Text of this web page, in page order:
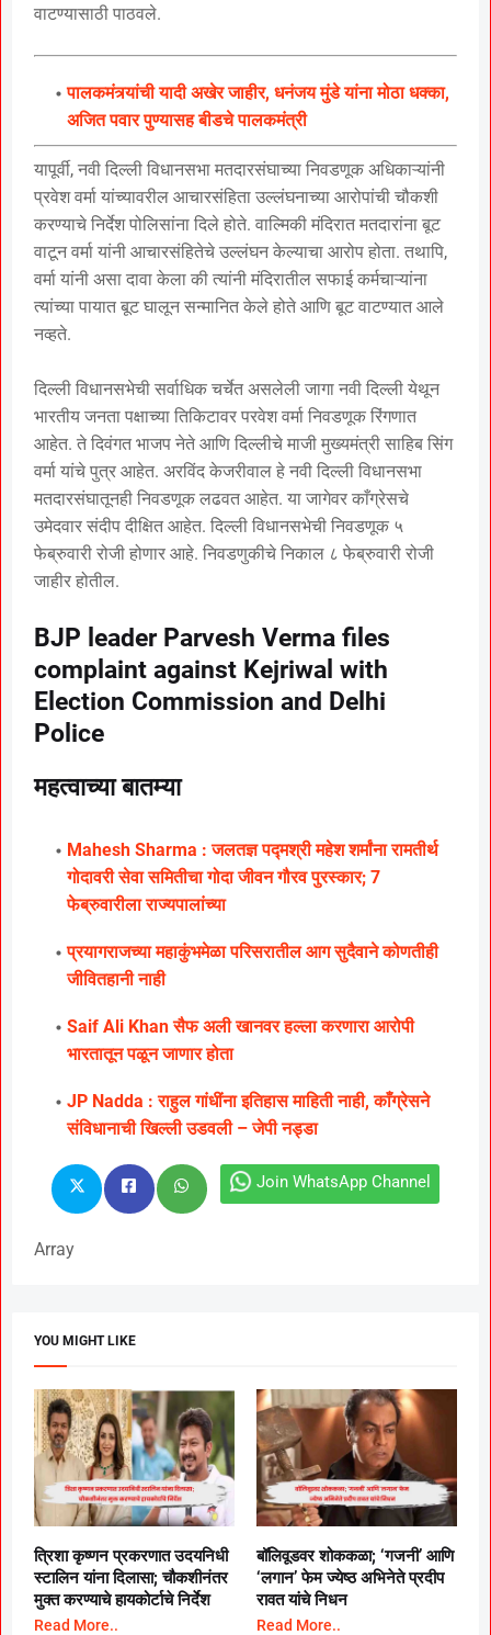
वाटण्यासाठी पाठवले.
पालकमंत्र्यांची यादी अखेर जाहीर, धनंजय मुंडे यांना मोठा धक्का,
अजित पवार पुण्यासह बीडचे पालकमंत्री
यापूर्वी, नवी दिल्ली विधानसभा मतदारसंघाच्या निवडणूक अधिकाऱ्यांनी
प्रवेश वर्मा यांच्यावरील आचारसंहिता उल्लंघनाच्या आरोपांची चौकशी
करण्याचे निर्देश पोलिसांना दिले होते. वाल्मिकी मंदिरात मतदारांना बूट
वाटून वर्मा यांनी आचारसंहितेचे उल्लंघन केल्याचा आरोप होता. तथापि,
वर्मा यांनी असा दावा केला की त्यांनी मंदिरातील सफाई कर्मचाऱ्यांना
त्यांच्या पायात बूट घालून सन्मानित केले होते आणि बूट वाटण्यात आले
नव्हते.
दिल्ली विधानसभेची सर्वाधिक चर्चेत असलेली जागा नवी दिल्ली येथून
भारतीय जनता पक्षाच्या तिकिटावर परवेश वर्मा निवडणूक रिंगणात
आहेत. ते दिवंगत भाजप नेते आणि दिल्लीचे माजी मुख्यमंत्री साहिब सिंग
वर्मा यांचे पुत्र आहेत. अरविंद केजरीवाल हे नवी दिल्ली विधानसभा
मतदारसंघातूनही निवडणूक लढवत आहेत. या जागेवर काँग्रेसचे
उमेदवार संदीप दीक्षित आहेत. दिल्ली विधानसभेची निवडणूक ५
फेब्रुवारी रोजी होणार आहे. निवडणुकीचे निकाल ८ फेब्रुवारी रोजी
जाहीर होतील.
BJP leader Parvesh Verma files
complaint against Kejriwal with
Election Commission and Delhi
Police
महत्वाच्या बातम्या
Mahesh Sharma : जलतज्ञ पद्मश्री महेश शर्मांना रामतीर्थ
गोदावरी सेवा समितीचा गोदा जीवन गौरव पुरस्कार; 7
फेब्रुवारीला राज्यपालांच्या
प्रयागराजच्या महाकुंभमेळा परिसरातील आग सुदैवाने कोणतीही
जीवितहानी नाही
Saif Ali Khan सैफ अली खानवर हल्ला करणारा आरोपी
भारतातून पळून जाणार होता
JP Nadda : राहुल गांधींना इतिहास माहिती नाही, काँग्रेसने
संविधानाची खिल्ली उडवली – जेपी नड्डा
Join WhatsApp Channel
Array
YOU MIGHT LIKE
त्रिशा कृष्णन प्रकरणात उदयनिधी
स्टालिन यांना दिलासा; चौकशीनंतर
मुक्त करण्याचे हायकोर्टाचे निर्देश
Read More..
बॉलिवूडवर शोककळा; ‘गजनी’ आणि
‘लगान’ फेम ज्येष्ठ अभिनेते प्रदीप
रावत यांचे निधन
Read More..